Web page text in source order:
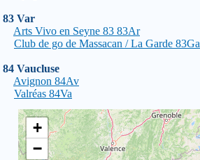
83 Var
Arts Vivo en Seyne 83 83Ar
Club de go de Massacan / La Garde 83Ga
84 Vaucluse
Avignon 84Av
Valréas 84Va
+
−